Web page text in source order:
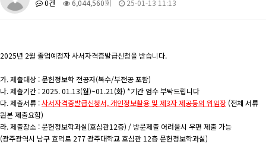
커뮤니티
도서관계 소식
0건
6,044,560회 25-01-13 11:13
2025년 2월 졸업예정자 사서자격증발급신청을 받습니다.
가. 제출대상 : 문헌정보학 전공자(복수/부전공 포함)
나. 제출기간 : 2025. 01.13(월)~01.21(화) *기간 엄수 부탁드립니다
다. 제출서류 :사서자격증발급신청서, 개인정보활용 및 제3자 제공동의 위임장 (전체 서류
원본 제출요함)
라. 제출장소 : 문헌정보학과실(호심관12층) / 방문제출 어려울시 우편 제출 가능
(광주광역시 남구 효덕로 277 광주대학교 호심관 12층 문헌정보학과실)